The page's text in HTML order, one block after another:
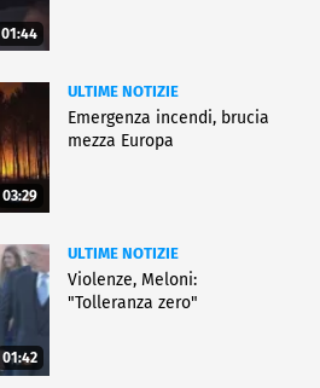
01:44
03:29
ULTIME NOTIZIE
Emergenza incendi, brucia
mezza Europa
01:42
ULTIME NOTIZIE
Violenze, Meloni:
"Tolleranza zero"